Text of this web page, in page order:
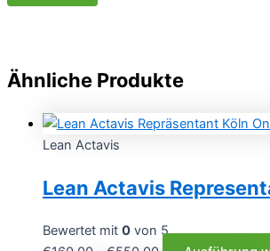
Ähnliche Produkte
Lean Actavis
Lean Actavis
Bewertet mit 0 von 5